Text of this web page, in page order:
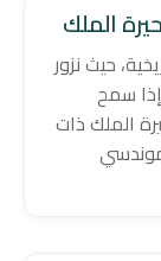
الملك
حيث نزور
سمح
الملك ذات
موندسي